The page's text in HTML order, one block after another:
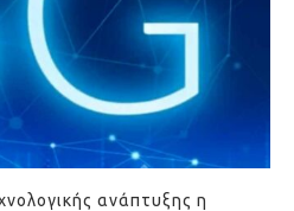
ανάπτυξης η